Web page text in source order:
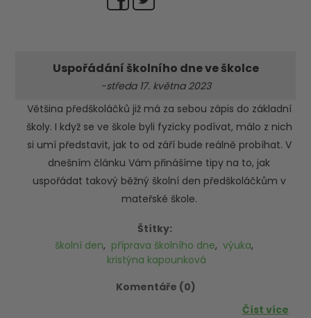
Uspořádání školního dne ve školce
-středa 17. května 2023
Většina předškoláčků již má za sebou zápis do základní
školy. I když se ve škole byli fyzicky podívat, málo z nich
si umí představit, jak to od září bude reálně probíhat. V
dnešním článku Vám přinášíme tipy na to, jak
uspořádat takový běžný školní den předškoláčkům v
mateřské škole.
Štítky:
školní den, příprava školního dne, výuka,
kristýna kapounková
Komentáře (0)
Číst více